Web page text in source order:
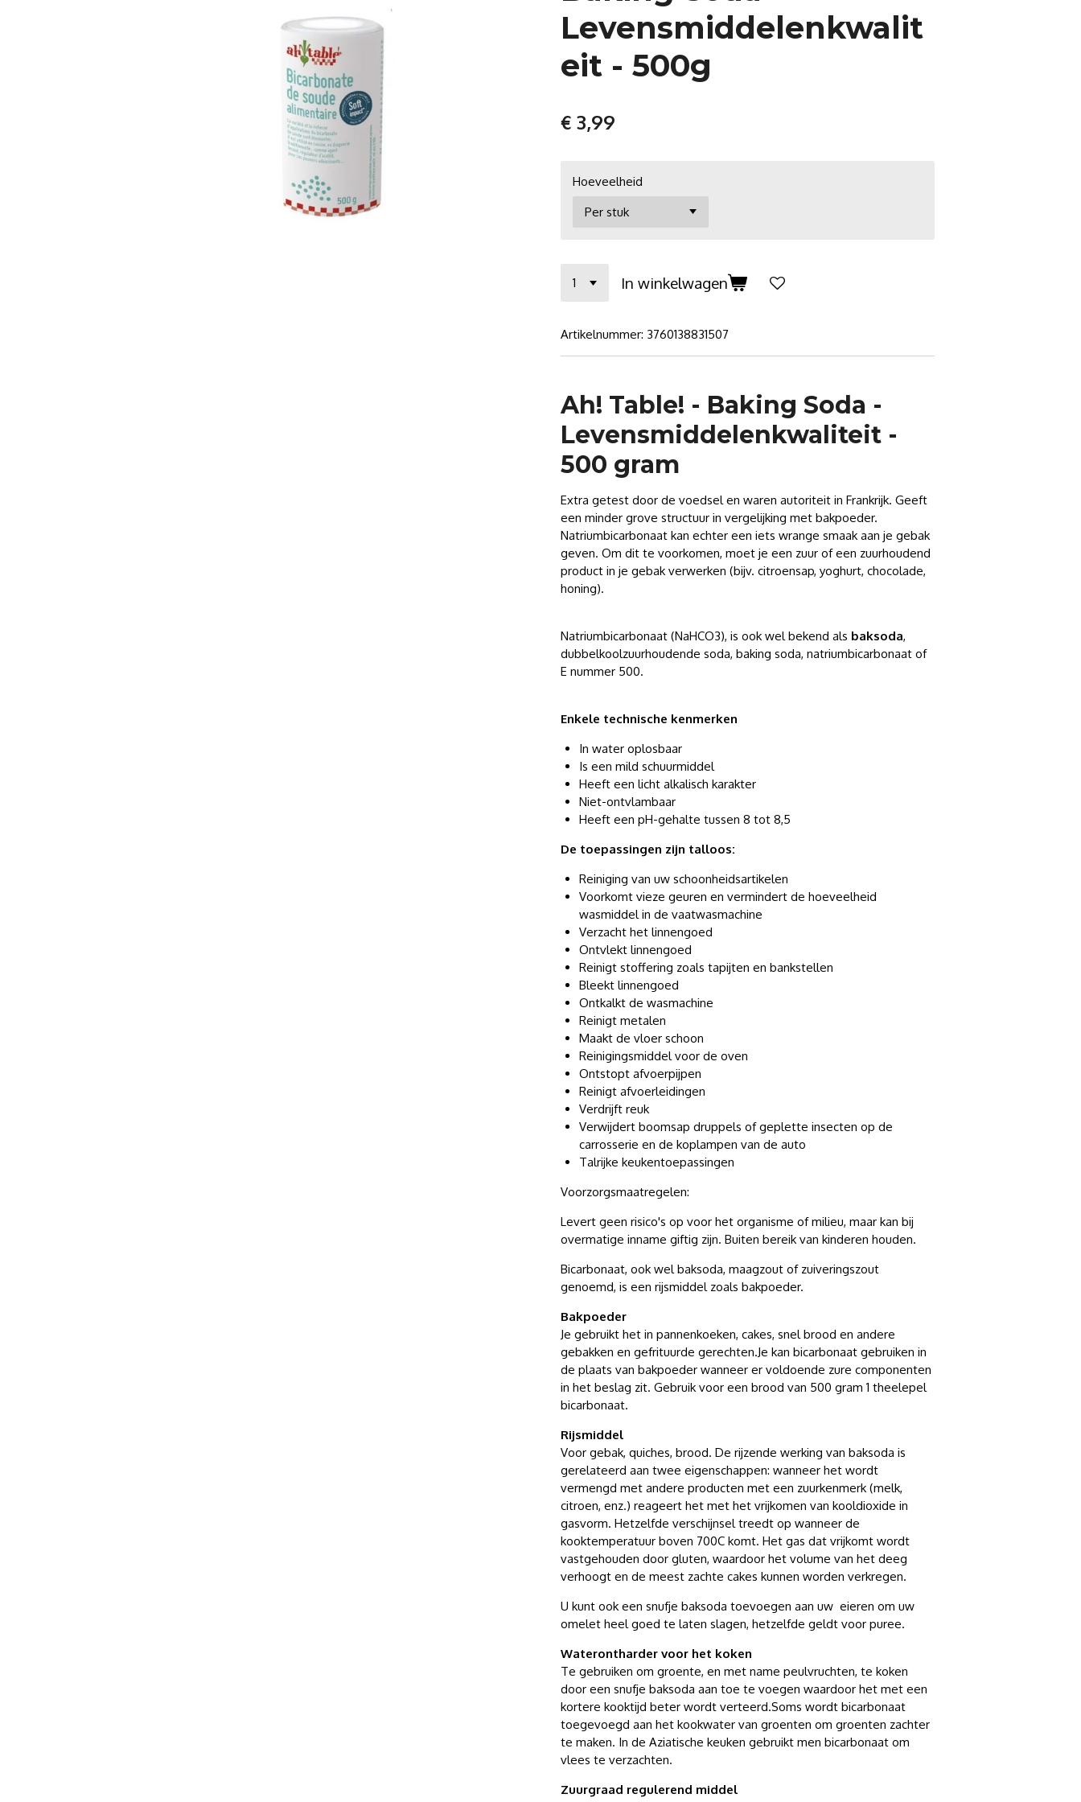
Levensmiddelenkwalit
eit - 500g
€ 3,99
Hoeveelheid
In winkelwagen
Artikelnummer: 3760138831507
Ah! Table! - Baking Soda -
Levensmiddelenkwaliteit -
500 gram
Extra getest door de voedsel en waren autoriteit in Frankrijk. Geeft
een minder grove structuur in vergelijking met bakpoeder.
Natriumbicarbonaat kan echter een iets wrange smaak aan je gebak
geven. Om dit te voorkomen, moet je een zuur of een zuurhoudend
product in je gebak verwerken (bijv. citroensap, yoghurt, chocolade,
honing).
Natriumbicarbonaat (NaHCO3), is ook wel bekend als baksoda,
dubbelkoolzuurhoudende soda, baking soda, natriumbicarbonaat of
E nummer 500.
Enkele technische kenmerken
In water oplosbaar
Is een mild schuurmiddel
Heeft een licht alkalisch karakter
Niet-ontvlambaar
Heeft een pH-gehalte tussen 8 tot 8,5
De toepassingen zijn talloos:
Reiniging van uw schoonheidsartikelen
Voorkomt vieze geuren en vermindert de hoeveelheid
wasmiddel in de vaatwasmachine
Verzacht het linnengoed
Ontvlekt linnengoed
Reinigt stoffering zoals tapijten en bankstellen
Bleekt linnengoed
Ontkalkt de wasmachine
Reinigt metalen
Maakt de vloer schoon
Reinigingsmiddel voor de oven
Ontstopt afvoerpijpen
Reinigt afvoerleidingen
Verdrijft reuk
Verwijdert boomsap druppels of geplette insecten op de
carrosserie en de koplampen van de auto
Talrijke keukentoepassingen
Voorzorgsmaatregelen:
Levert geen risico's op voor het organisme of milieu, maar kan bij
overmatige inname giftig zijn. Buiten bereik van kinderen houden.
Bicarbonaat, ook wel baksoda, maagzout of zuiveringszout
genoemd, is een rijsmiddel zoals bakpoeder.
Bakpoeder
Je gebruikt het in pannenkoeken, cakes, snel brood en andere
gebakken en gefrituurde gerechten.Je kan bicarbonaat gebruiken in
de plaats van bakpoeder wanneer er voldoende zure componenten
in het beslag zit. Gebruik voor een brood van 500 gram 1 theelepel
bicarbonaat.
Rijsmiddel
Voor gebak, quiches, brood. De rijzende werking van baksoda is
gerelateerd aan twee eigenschappen: wanneer het wordt
vermengd met andere producten met een zuurkenmerk (melk,
citroen, enz.) reageert het met het vrijkomen van kooldioxide in
gasvorm. Hetzelfde verschijnsel treedt op wanneer de
kooktemperatuur boven 700C komt. Het gas dat vrijkomt wordt
vastgehouden door gluten, waardoor het volume van het deeg
verhoogt en de meest zachte cakes kunnen worden verkregen.
U kunt ook een snufje baksoda toevoegen aan uw eieren om uw
omelet heel goed te laten slagen, hetzelfde geldt voor puree.
Waterontharder voor het koken
Te gebruiken om groente, en met name peulvruchten, te koken
door een snufje baksoda aan toe te voegen waardoor het met een
kortere kooktijd beter wordt verteerd.Soms wordt bicarbonaat
toegevoegd aan het kookwater van groenten om groenten zachter
te maken. In de Aziatische keuken gebruikt men bicarbonaat om
vlees te verzachten.
Zuurgraad regulerend middel